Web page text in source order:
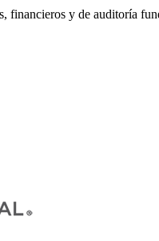
financieros y de auditoría